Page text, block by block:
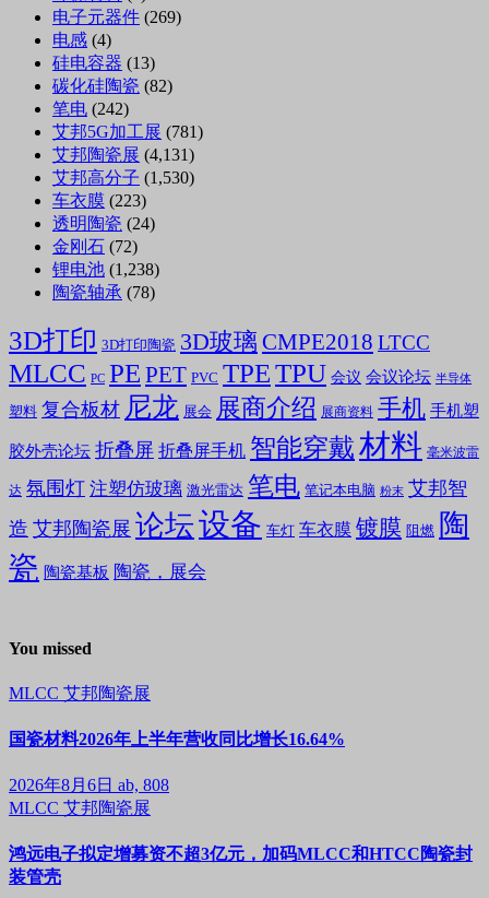
电子元器件 (269)
电感 (4)
硅电容器 (13)
碳化硅陶瓷 (82)
笔电 (242)
艾邦5G加工展 (781)
艾邦陶瓷展 (4,131)
艾邦高分子 (1,530)
车衣膜 (223)
透明陶瓷 (24)
金刚石 (72)
锂电池 (1,238)
陶瓷轴承 (78)
3D打印 3D打印陶瓷 3D玻璃 CMPE2018 LTCC
MLCC PC PE PET PVC TPETPU 会议 会议论坛 半导体
塑料 复合板材 尼龙 展会 展商介绍 展商资料 手机 手机塑
胶外壳论坛 折叠屏 折叠屏手机 智能穿戴材料 毫米波雷
达 氛围灯 注塑仿玻璃 激光雷达 笔电 笔记本电脑 粉末 艾邦智
造 艾邦陶瓷展 论坛设备 车灯 车衣膜 镀膜 阻燃 陶
瓷 陶瓷基板 陶瓷，展会
You missed
MLCC 艾邦陶瓷展
国瓷材料2026年上半年营收同比增长16.64%
2026年8月6日 ab, 808
MLCC 艾邦陶瓷展
鸿远电子拟定增募资不超3亿元，加码MLCC和HTCC陶瓷封
装管壳